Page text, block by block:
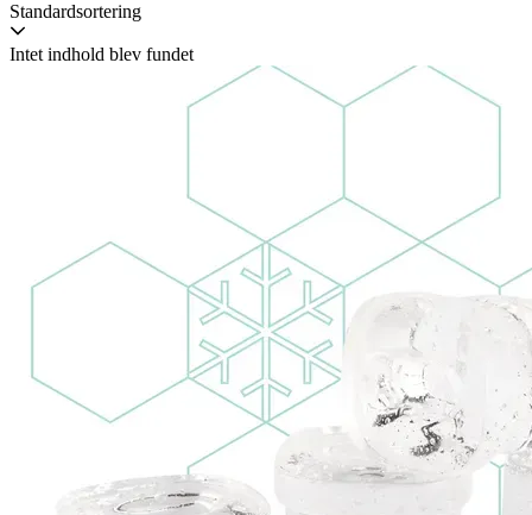
Standardsortering
Intet indhold blev fundet